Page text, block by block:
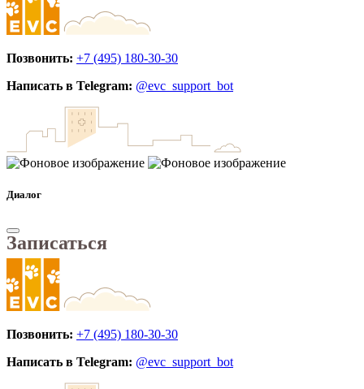
Позвонить: +7 (495) 180-30-30
Написать в Telegram: @evc_support_bot
Диалог
Записаться
Позвонить: +7 (495) 180-30-30
Написать в Telegram: @evc_support_bot